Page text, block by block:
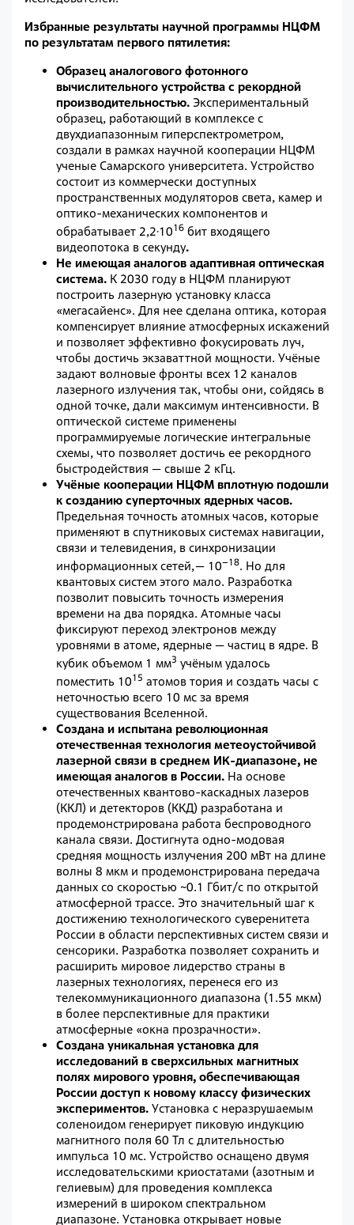
Избранные результаты научной программы НЦФМ
по результатам первого пятилетия:
Образец аналогового фотонного
вычислительного устройства с рекордной
производительностью. Экспериментальный
образец, работающий в комплексе с
двухдиапазонным гиперспектрометром,
создали в рамках научной кооперации НЦФМ
ученые Самарского университета. Устройство
состоит из коммерчески доступных
пространственных модуляторов света, камер и
оптико­-механических компонентов и
обрабатывает 2,2·1016 бит входящего
видеопотока в секунду.
Не имеющая аналогов адаптивная оптическая
система. К 2030 году в НЦФМ планируют
построить лазерную установку класса
«мегасайенс». Для нее сделана оптика, которая
компенсирует влияние атмосферных искажений
и позволяет эффективно фокусировать луч,
чтобы достичь экзаваттной мощности. Учёные
задают волновые фронты всех 12 каналов
лазерного излучения так, чтобы они, сойдясь в
одной точке, дали максимум интенсивности. В
оптической системе применены
программируемые логические интегральные
схемы, что позволяет достичь ее рекордного
быстродействия — ​свыше 2 кГц.
Учёные кооперации НЦФМ вплотную подошли
к созданию суперточных ядерных часов.
Предельная точность атомных часов, которые
применяют в спутниковых системах навигации,
связи и телевидения, в синхронизации
информационных сетей, — ​10–18. Но для
квантовых систем этого мало. Разработка
позволит повысить точность измерения
времени на два порядка. Атомные часы
фиксируют переход электронов между
уровнями в атоме, ядерные — ​частиц в ядре. В
кубик объемом 1 мм3 учёным удалось
поместить 1015 атомов тория и создать часы с
неточностью всего 10 мс за время
существования Вселенной.
Создана и испытана революционная
отечественная технология метеоустойчивой
лазерной связи в среднем ИК-диапазоне, не
имеющая аналогов в России. На основе
отечественных квантово-каскадных лазеров
(ККЛ) и детекторов (ККД) разработана и
продемонстрирована работа беспроводного
канала связи. Достигнута одно-модовая
средняя мощность излучения 200 мВт на длине
волны 8 мкм и продемонстрирована передача
данных со скоростью ~0.1 Гбит/с по открытой
атмосферной трассе. Это значительный шаг к
достижению технологического суверенитета
России в области перспективных систем связи и
сенсорики. Разработка позволяет сохранить и
расширить мировое лидерство страны в
лазерных технологиях, перенеся его из
телекоммуникационного диапазона (1.55 мкм)
в более перспективные для практики
атмосферные «окна прозрачности».
Создана уникальная установка для
исследований в сверхсильных магнитных
полях мирового уровня, обеспечивающая
России доступ к новому классу физических
экспериментов. Установка с неразрушаемым
соленоидом генерирует пиковую индукцию
магнитного поля 60 Тл с длительностью
импульса 10 мс. Устройство оснащено двумя
исследовательскими криостатами (азотным и
гелиевым) для проведения комплекса
измерений в широком спектральном
диапазоне. Установка открывает новые